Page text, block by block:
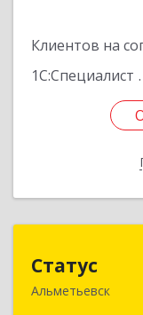
Клиентов на
1С:Специалист
Статус
Альметьевск
423450,